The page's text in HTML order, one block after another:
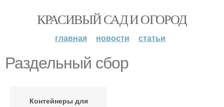
КРАСИВЫЙ САД И ОГОРОД
главная новости статьи
Раздельный сбор
Контейнеры для